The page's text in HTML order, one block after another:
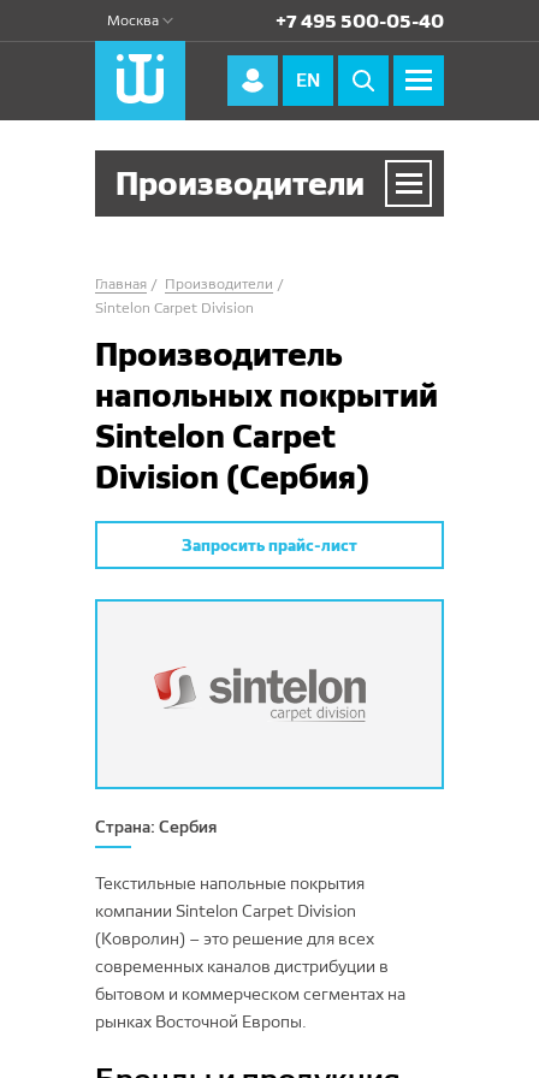
Москва +7 495 500-05-40
EN
Производители
Зартекс
Нева Тафт
Технолайн
Vebe
Balta Group
Balta Broadloom
Гавари Пром
Строительная химия
Forbo
Средства по уходу
Kronostar
Ламинат
Настенные панели
Kastamonu
Кайраккумские ковры
BFS EUROPE
Россия
Главная
Производители
Sintelon Carpet Division
Производитель
напольных покрытий
Sintelon Carpet
Division (Сербия)
Запросить прайс-лист
Страна: Сербия
Текстильные напольные покрытия
компании Sintelon Carpet Division
(Ковролин) – это решение для всех
современных каналов дистрибуции в
бытовом и коммерческом сегментах на
рынках Восточной Европы.